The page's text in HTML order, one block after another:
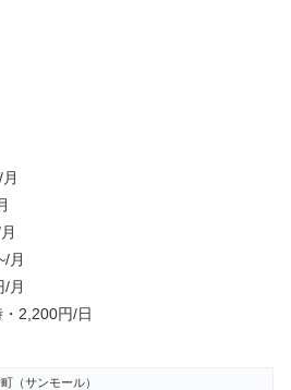
月
/月
・2,200円/日
（サンモール）